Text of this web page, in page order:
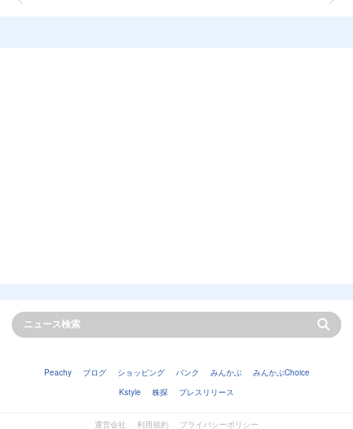
Peachy ブログ ショッピング バンク みんかぶ
みんかぶChoice
Kstyle
株探 プレスリリース
運営会社 利用規約 プライバシーポリシー